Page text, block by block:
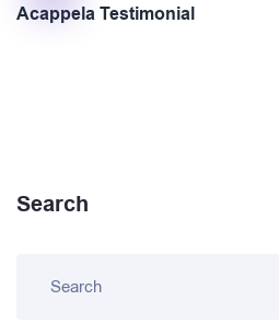
Acappela Testimonial
Search